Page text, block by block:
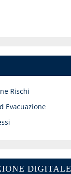
Rischi
Evacuazione
DIGITALE